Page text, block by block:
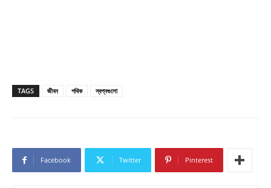
TAGS জীবন পথিক স্বপ্নগুলো
Facebook Twitter Pinterest